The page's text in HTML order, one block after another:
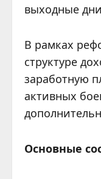
выходные
В рамках
структуре
заработную
активных
Основные